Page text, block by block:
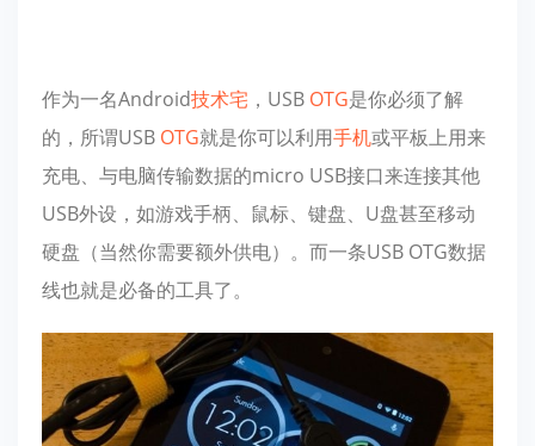
作为一名Android技术宅 ，USB OTG是你必须了解
的，所谓USB OTG就是你可以利用手机或平板上用来
充电、与电脑传输数据的micro USB接口来连接其他
USB外设，如游戏手柄、鼠标、键盘、U盘甚至移动
硬盘（当然你需要额外供电）。而一条USB OTG数据
线也就是必备的工具了。